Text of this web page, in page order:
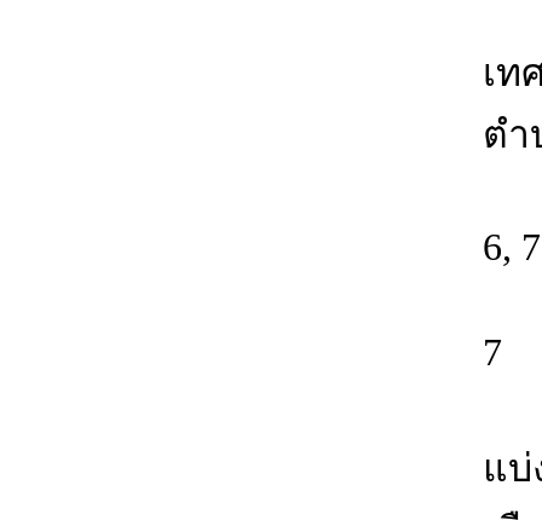
เท
ตำ
6,
7
แบ่